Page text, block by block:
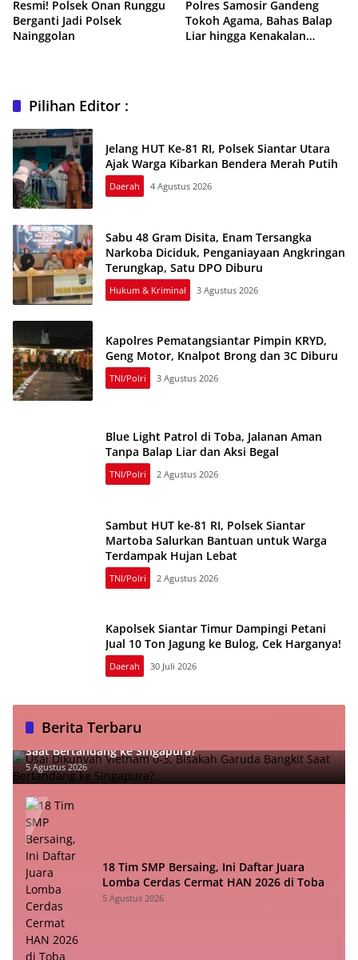
Resmi! Polsek Onan Runggu
Berganti Jadi Polsek
Nainggolan
Polres Samosir Gandeng
Tokoh Agama, Bahas Balap
Liar hingga Kenakalan
Pilihan Editor :
Jelang HUT Ke-81 RI, Polsek Siantar Utara
Ajak Warga Kibarkan Bendera Merah Putih
Daerah 4 Agustus 2026
Sabu 48 Gram Disita, Enam Tersangka
Narkoba Diciduk, Penganiayaan Angkringan
Terungkap, Satu DPO Diburu
Hukum & Kriminal 3 Agustus 2026
Kapolres Pematangsiantar Pimpin KRYD,
Geng Motor, Knalpot Brong dan 3C Diburu
TNI/Polri 3 Agustus 2026
Blue Light Patrol di Toba, Jalanan Aman
Tanpa Balap Liar dan Aksi Begal
TNI/Polri 2 Agustus 2026
Sambut HUT ke-81 RI, Polsek Siantar
Martoba Salurkan Bantuan untuk Warga
Terdampak Hujan Lebat
TNI/Polri 2 Agustus 2026
Kapolsek Siantar Timur Dampingi Petani
Jual 10 Ton Jagung ke Bulog, Cek Harganya!
Daerah 30 Juli 2026
Berita Terbaru
Usai Dikunyah Vietnam 0-3, Bisakah Garuda Bangkit
Saat Bertandang ke Singapura?
5 Agustus 2026
18 Tim SMP Bersaing, Ini Daftar Juara
Lomba Cerdas Cermat HAN 2026 di Toba
5 Agustus 2026